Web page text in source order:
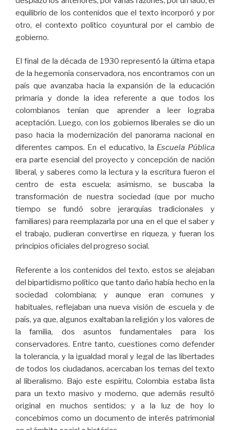
equilibrio de los contenidos que el texto incorporó y por
otro, el contexto político coyuntural por el cambio de
gobierno.
El final de la década de 1930 representó la última etapa
de la hegemonía conservadora, nos encontramos con un
país que avanzaba hacia la expansión de la educación
primaria y donde la idea referente a que todos los
colombianos tenían que aprender a leer lograba
aceptación. Luego, con los gobiernos liberales se dio un
paso hacia la modernización del panorama nacional en
diferentes campos. En el educativo, la Escuela Pública
era parte esencial del proyecto y concepción de nación
liberal, y saberes como la lectura y la escritura fueron el
centro de esta escuela; asimismo, se buscaba la
transformación de nuestra sociedad (que por mucho
tiempo se fundó sobre jerarquías tradicionales y
familiares) para reemplazarla por una en el que el saber y
el trabajo, pudieran convertirse en riqueza, y fueran los
principios oficiales del progreso social.
Referente a los contenidos del texto, estos se alejaban
del bipartidismo político que tanto daño había hecho en la
sociedad colombiana; y aunque eran comunes y
habituales, reflejaban una nueva visión de escuela y de
país, ya que, algunos exaltaban la religión y los valores de
la familia, dos asuntos fundamentales para los
conservadores. Entre tanto, cuestiones como defender
la tolerancia, y la igualdad moral y legal de las libertades
de todos los ciudadanos, acercaban los temas del texto
al liberalismo. Bajo este espíritu, Colombia estaba lista
para un texto masivo y moderno, que además resultó
original en muchos sentidos; y a la luz de hoy lo
concebimos como un documento de interés patrimonial